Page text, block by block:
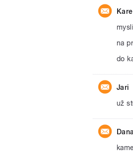
na
do
Jari
už